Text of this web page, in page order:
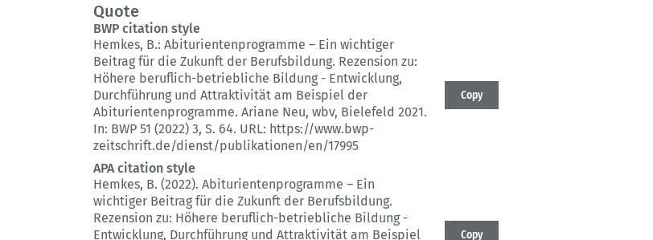
Quote
BWP citation style
Hemkes, B.: Abiturientenprogramme – Ein wichtiger
Beitrag für die Zukunft der Berufsbildung. Rezension zu:
Höhere beruflich-betriebliche Bildung - Entwicklung,
Durchführung und Attraktivität am Beispiel der
Abiturientenprogramme. Ariane Neu, wbv, Bielefeld 2021.
In: BWP 51 (2022) 3, S. 64. URL: https://www.bwp-
zeitschrift.de/dienst/publikationen/en/17995
Copy
APA citation style
Hemkes, B. (2022). Abiturientenprogramme – Ein
wichtiger Beitrag für die Zukunft der Berufsbildung.
Rezension zu: Höhere beruflich-betriebliche Bildung -
Entwicklung, Durchführung und Attraktivität am Beispiel
Copy